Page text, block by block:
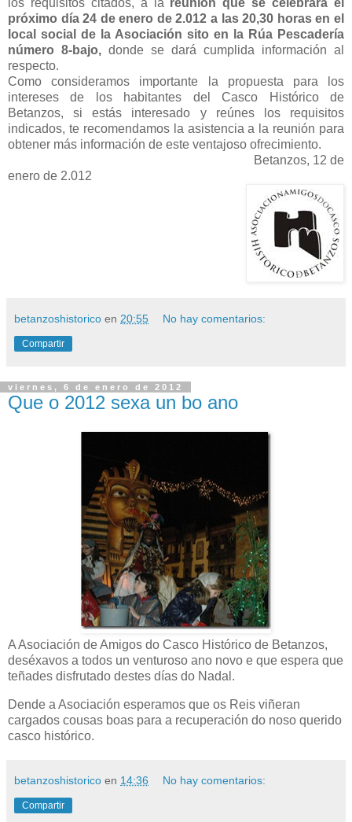
próximo día 24 de enero de 2.012 a las 20,30 horas en el
local social de la Asociación sito en la Rúa Pescadería
número 8-bajo, donde se dará cumplida información al
respecto.
Como consideramos importante la propuesta para los
intereses de los habitantes del Casco Histórico de
Betanzos, si estás interesado y reúnes los requisitos
indicados, te recomendamos la asistencia a la reunión para
obtener más información de este ventajoso ofrecimiento.
Betanzos, 12 de
enero de 2.012
betanzoshistorico en 20:55 No hay comentarios:
Compartir
viernes, 6 de enero de 2012
Que o 2012 sexa un bo ano
A Asociación de Amigos do Casco Histórico de Betanzos,
deséxavos a todos un venturoso ano novo e que espera que
teñades disfrutado destes días do Nadal.
Dende a Asociación esperamos que os Reis viñeran
cargados cousas boas para a recuperación do noso querido
casco histórico.
betanzoshistorico en 14:36 No hay comentarios:
Compartir